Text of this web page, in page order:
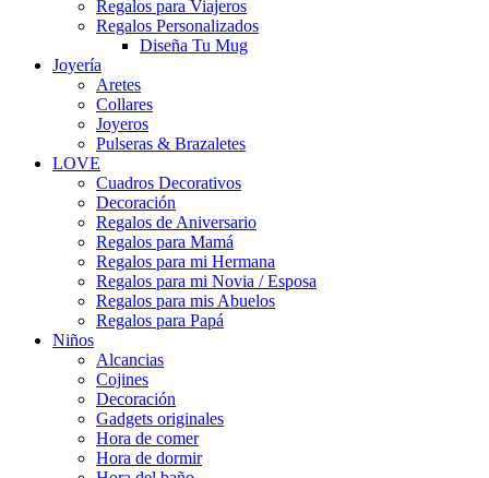
Regalos para Viajeros
Regalos Personalizados
Diseña Tu Mug
Joyería
Aretes
Collares
Joyeros
Pulseras & Brazaletes
LOVE
Cuadros Decorativos
Decoración
Regalos de Aniversario
Regalos para Mamá
Regalos para mi Hermana
Regalos para mi Novia / Esposa
Regalos para mis Abuelos
Regalos para Papá
Niños
Alcancias
Cojines
Decoración
Gadgets originales
Hora de comer
Hora de dormir